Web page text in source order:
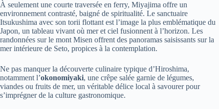
À seulement une courte traversée en ferry, Miyajima offre un
environnement contrasté, baigné de spiritualité. Le sanctuaire
Itsukushima avec son torii flottant est l’image la plus emblématique du
Japon, un tableau vivant où mer et ciel fusionnent à l’horizon. Les
randonnées sur le mont Misen offrent des panoramas saisissants sur la
mer intérieure de Seto, propices à la contemplation.
Ne pas manquer la découverte culinaire typique d’Hiroshima,
notamment l’okonomiyaki, une crêpe salée garnie de légumes,
viandes ou fruits de mer, un véritable délice local à savourer pour
s’imprégner de la culture gastronomique.